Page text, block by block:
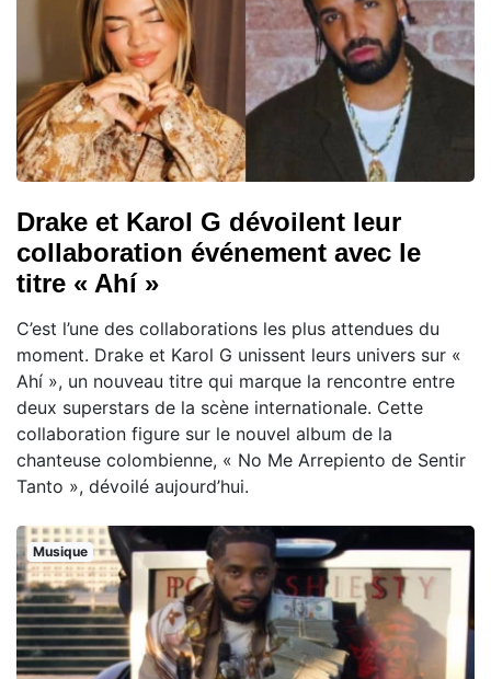
Drake et Karol G dévoilent leur
collaboration événement avec le
titre « Ahí »
C’est l’une des collaborations les plus attendues du
moment. Drake et Karol G unissent leurs univers sur «
Ahí », un nouveau titre qui marque la rencontre entre
deux superstars de la scène internationale. Cette
collaboration figure sur le nouvel album de la
chanteuse colombienne, « No Me Arrepiento de Sentir
Tanto », dévoilé aujourd’hui.
Musique